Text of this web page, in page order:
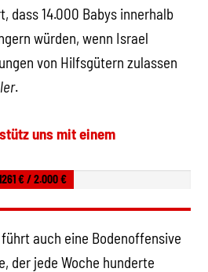
dass 14.000 Babys innerhalb
würden, wenn Israel
von Hilfsgütern zulassen
.
uns mit einem
€ / 2.000 €
auch eine Bodenoffensive
der jede Woche hunderte